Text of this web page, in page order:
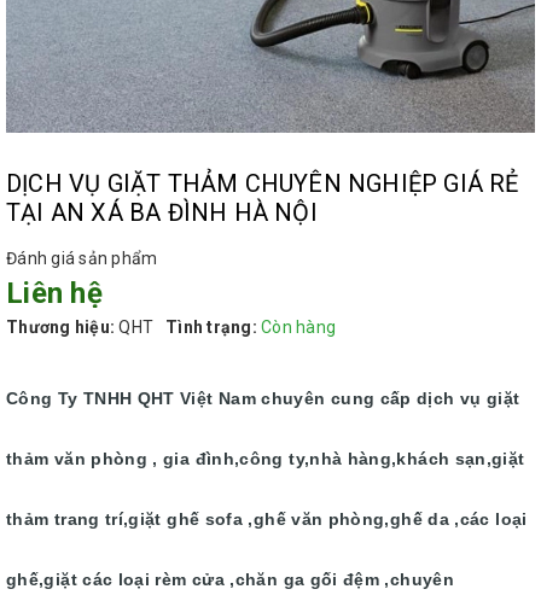
DỊCH VỤ GIẶT THẢM CHUYÊN NGHIỆP GIÁ RẺ
TẠI AN XÁ BA ĐÌNH HÀ NỘI
Đánh giá sản phẩm
Liên hệ
Thương hiệu: QHT Tình trạng: Còn hàng
Công Ty TNHH QHT Việt Nam chuyên cung cấp dịch vụ giặt
thảm văn phòng , gia đình,công ty,nhà hàng,khách sạn,giặt
thảm trang trí,giặt ghế sofa ,ghế văn phòng,ghế da ,các loại
ghế,giặt các loại rèm cửa ,chăn ga gối đệm ,chuyên